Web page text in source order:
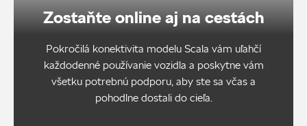
Zostaňte online aj na cestách
Pokročilá konektivita modelu Scala vám uľahčí
každodenné používanie vozidla a poskytne vám
všetku potrebnú podporu, aby ste sa včas a
pohodlne dostali do cieľa.